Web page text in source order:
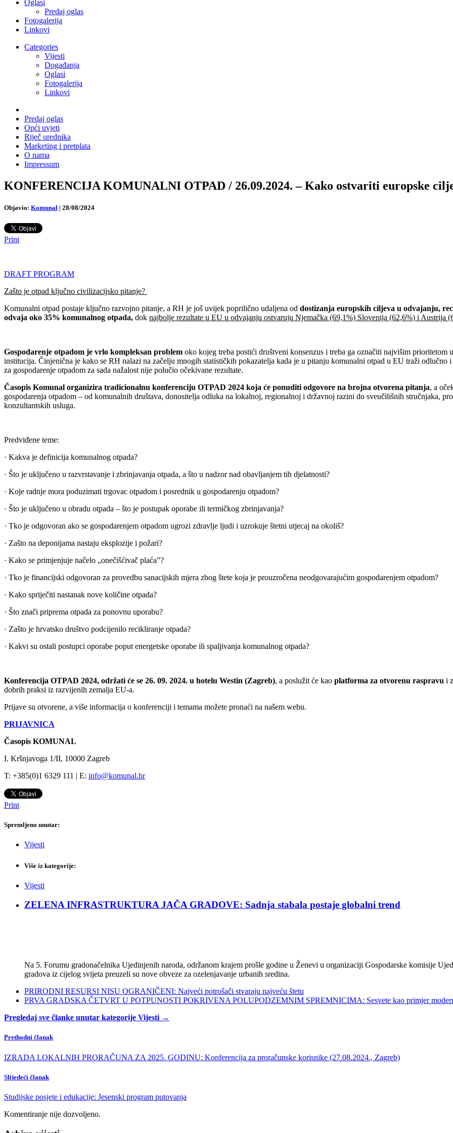
Oglasi
Predaj oglas
Fotogalerija
Linkovi
Categories
Vijesti
Događanja
Oglasi
Fotogalerija
Linkovi
Predaj oglas
Opći uvjeti
Riječ urednika
Marketing i pretplata
O nama
Impressum
KONFERENCIJA KOMUNALNI OTPAD / 26.09.2024. – Kako ostvariti europske
Objavio: Komunal | 28/08/2024
Print
DRAFT PROGRAM
Zašto je otpad ključno civilizacijsko pitanje?
Komunalni otpad postaje ključno razvojno pitanje, a RH je još uvijek poprilično udaljena od dostizanja europskih ciljeva u odvajanju,
odvaja oko 35% komunalnog otpada, dok najbolje rezultate u EU u odvajanju ostvaruju Njemačka (69,1%) Slovenija (62,6%) i Austrija
Gospodarenje otpadom je vrlo kompleksan problem oko kojeg treba postići društveni konsenzus i treba ga označiti najvišim
institucija. Činjenična je kako se RH nalazi na začelju mnogih statističkih pokazatelja kada je u pitanju komunalni otpad u EU traži
za gospodarenje otpadom za sada nažalost nije polučio očekivane rezultate.
Časopis Komunal organizira tradicionalnu konferenciju OTPAD 2024 koja će ponuditi odgovore na brojna otvorena pitanja, a
gospodarenja otpadom – od komunalnih društava, donositelja odluka na lokalnoj, regionalnoj i državnoj razini do sveučilišnih stručnjaka,
konzultantskih usluga.
Predviđene teme:
· Kakva je definicija komunalnog otpada?
· Što je uključeno u razvrstavanje i zbrinjavanja otpada, a što u nadzor nad obavljanjem tih djelatnosti?
· Koje radnje mora poduzimati trgovac otpadom i posrednik u gospodarenju otpadom?
· Što je uključeno u obradu otpada – što je postupak oporabe ili termičkog zbrinjavanja?
· Tko je odgovoran ako se gospodarenjem otpadom ugrozi zdravlje ljudi i uzrokuje štetni utjecaj na okoliš?
· Zašto na deponijama nastaju eksplozije i požari?
· Kako se primjenjuje načelo „onečišćivač plaća”?
· Tko je financijski odgovoran za provedbu sanacijskih mjera zbog štete koja je prouzročena neodgovarajućim gospodarenjem otpadom?
· Kako spriječiti nastanak nove količine otpada?
· Što znači priprema otpada za ponovnu uporabu?
· Zašto je hrvatsko društvo podcijenilo recikliranje otpada?
· Kakvi su ostali postupci oporabe poput energetske oporabe ili spaljivanja komunalnog otpada?
Konferencija OTPAD 2024, održati će se 26. 09. 2024. u hotelu Westin (Zagreb), a poslužit će kao platforma za otvorenu raspravu i
dobrih praksi iz razvijenih zemalja EU-a.
Prijave su otvorene, a više informacija o konferenciji i temama možete pronaći na našem webu.
PRIJAVNICA
Časopis KOMUNAL
I. Kršnjavoga 1/II, 10000 Zagreb
T: +385(0)1 6329 111 | E: info@komunal.hr
Print
Spremljeno unutar:
Vijesti
Više iz kategorije:
Vijesti
ZELENA INFRASTRUKTURA JAČA GRADOVE: Sadnja stabala postaje globalni trend
Na 5. Forumu gradonačelnika Ujedinjenih naroda, održanom krajem prošle godine u Ženevi u organizaciji Gospodarske komisije
gradova iz cijelog svijeta preuzeli su nove obveze za ozelenjavanje urbanih sredina.
PRIRODNI RESURSI NISU OGRANIČENI: Najveći potrošači stvaraju najveću štetu
PRVA GRADSKA ČETVRT U POTPUNOSTI POKRIVENA POLUPODZEMNIM SPREMNICIMA: Sesvete kao primjer
Pregledaj sve članke unutar kategorije Vijesti →
Prethodni članak
IZRADA LOKALNIH PRORAČUNA ZA 2025. GODINU: Konferencija za proračunske korisnike (27.08.2024., Zagreb)
Slijedeći članak
Studijske posjete i edukacije: Jesenski program putovanja
Komentiranje nije dozvoljeno.